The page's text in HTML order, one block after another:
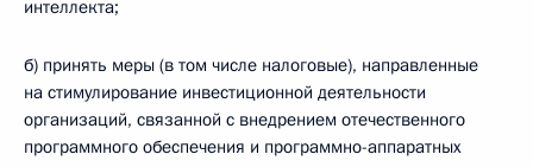
интеллекта;
б) принять меры (в том числе налоговые), направленные
на стимулирование инвестиционной деятельности
организаций, связанной с внедрением отечественного
программного обеспечения и программно-аппаратных